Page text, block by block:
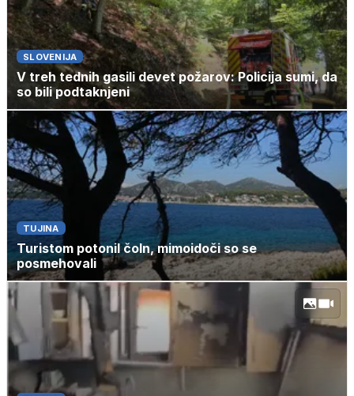
SLOVENIJA
V treh tednih gasili devet požarov: Policija sumi, da
so bili podtaknjeni
TUJINA
Turistom potonil čoln, mimoidoči so se
posmehovali